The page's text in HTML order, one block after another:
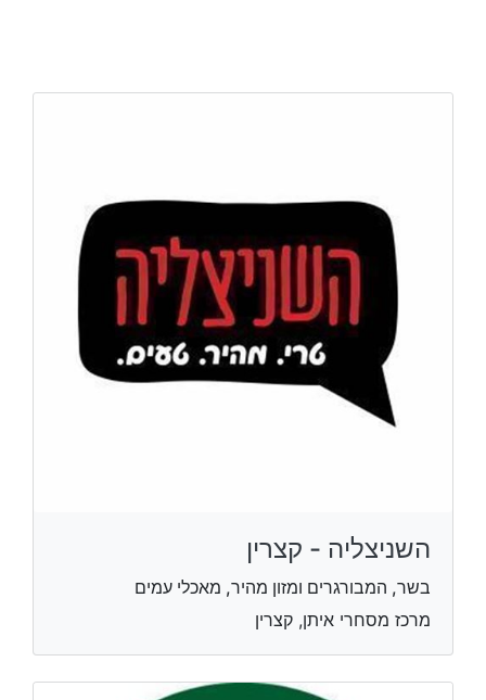
השניצליה - קצרין
בשר, המבורגרים ומזון מהיר, מאכלי עמים
מרכז מסחרי איתן, קצרין